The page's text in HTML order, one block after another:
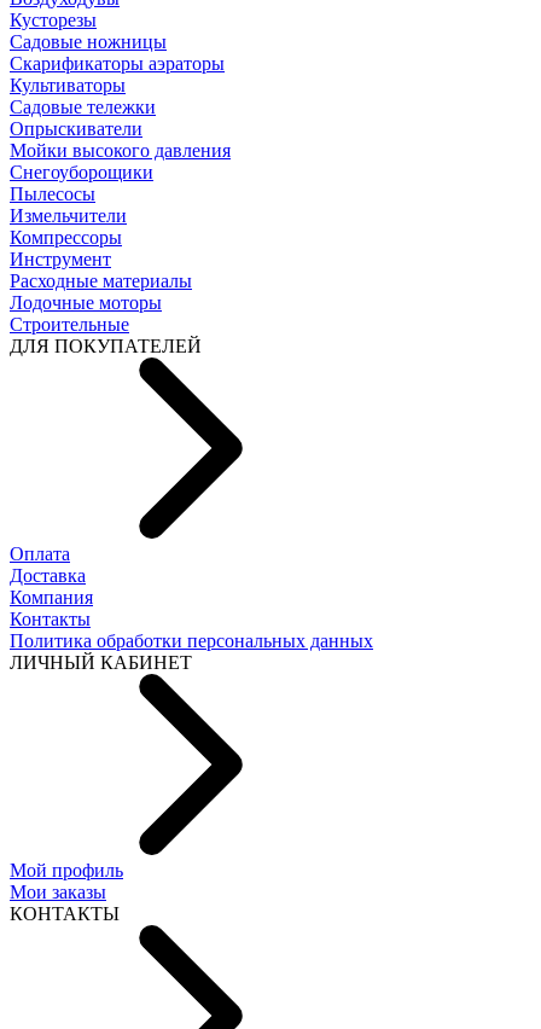
Кусторезы
Садовые ножницы
Скарификаторы аэраторы
Культиваторы
Садовые тележки
Опрыскиватели
Мойки высокого давления
Снегоуборощики
Пылесосы
Измельчители
Компрессоры
Инструмент
Расходные материалы
Лодочные моторы
Строительные
ДЛЯ ПОКУПАТЕЛЕЙ
Оплата
Доставка
Компания
Контакты
Политика обработки персональных данных
ЛИЧНЫЙ КАБИНЕТ
Мой профиль
Мои заказы
КОНТАКТЫ